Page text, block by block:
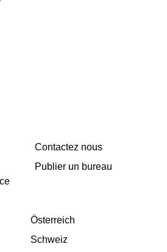
Contactez nous
Publier un bureau
Österreich
Schweiz